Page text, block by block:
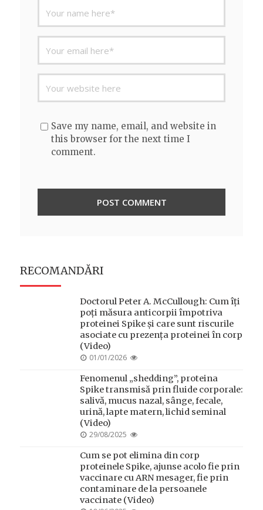
Save my name, email, and website in
this browser for the next time I
comment.
RECOMANDĂRI
Doctorul Peter A. McCullough: Cum îți
poți măsura anticorpii împotriva
proteinei Spike și care sunt riscurile
asociate cu prezența proteinei în corp
(Video)
POSTED
01/01/2026
Fenomenul „shedding”, proteina
Spike transmisă prin fluide corporale:
salivă, mucus nazal, sânge, fecale,
urină, lapte matern, lichid seminal
(Video)
POSTED
29/08/2025
Cum se pot elimina din corp
proteinele Spike, ajunse acolo fie prin
vaccinare cu ARN mesager, fie prin
contaminare de la persoanele
vaccinate (Video)